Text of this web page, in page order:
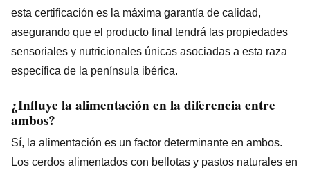
esta certificación es la máxima garantía de calidad,
asegurando que el producto final tendrá las propiedades
sensoriales y nutricionales únicas asociadas a esta raza
específica de la península ibérica.
¿Influye la alimentación en la diferencia entre
ambos?
Sí, la alimentación es un factor determinante en ambos.
Los cerdos alimentados con bellotas y pastos naturales en